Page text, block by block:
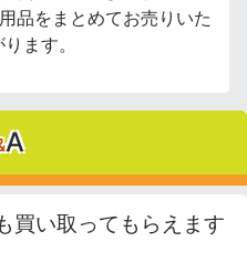
品をまとめてお売りいた
ます。
A
買い取ってもらえます